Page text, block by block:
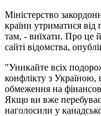
Міністерство
країни утриматися
там, - виїхати. Про це
сайті відомства,
"Уникайте всіх
конфлікту з Україною,
обмеження на
Якщо ви вже
наголосили у